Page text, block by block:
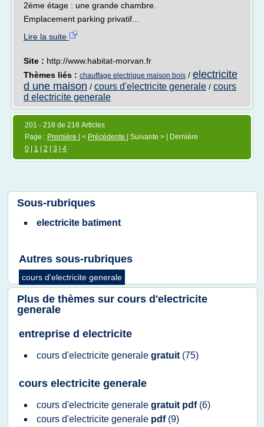
2ème étage : une grande chambre.
Emplacement parking privatif...
Lire la suite
Site : http://www.habitat-morvan.fr
Thèmes liés : chauffage electrique maison bois / electricite
d une maison / cours d'electricite generale / cours
d electricite generale
201 - 218 de 218 Articles
Page : Première | < Précédente
| Suivante > | Dernière
0
1 2 3 4
Sous-rubriques
electricite batiment
Autres sous-rubriques
cours d'electricite generale
Plus de thèmes sur cours d'electricite
generale
entreprise d electricite
cours d'electricite generale gratuit (75)
cours electricite generale
cours d'electricite generale gratuit pdf (6)
cours d'electricite generale pdf (9)